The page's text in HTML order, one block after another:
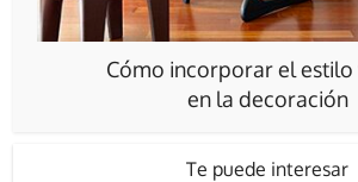
Cómo incorporar el estilo
en la decoración
Te puede interesar